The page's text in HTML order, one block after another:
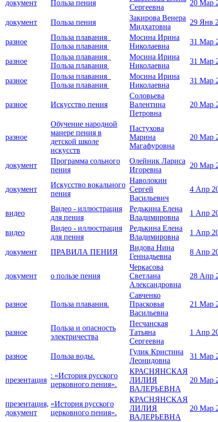
документ Польза пения
Сергеевна
20 Мар
документ Польза пения
Закирова Венера
Мидхатовна
29 Янв
разное
Польза плавания
Польза плавания
Мосина Ирина
Николаевна
31 Мар
разное
Польза плавания
Польза плавания
Мосина Ирина
Николаевна
31 Мар
разное
Польза плавания
Польза плавания
Мосина Ирина
Николаевна
31 Мар
разное Искусство пения
Соловьева
Валентина
Петровна
20 Мар
разное
Обучение народной
манере пения в
детской школе
искусств
Пастухова
Марина
Магафуровна
20 Мар
документ
Программа сольного
пения
Олейник Лариса
Игоревна
20 Мар
документ
Искусство вокального
пения
Наволокин
Сергей
Васильевич
4 Апр
видео
Видео - иллюстрация
для пения
Редькина Елена
Владимировна
1 Апр
видео
Видео - иллюстрация
для пения
Редькина Елена
Владимировна
1 Апр
документ ПРАВИЛА ПЕНИЯ
Видова Нина
Геннадьевна
8 Апр
документ о пользе пения
Черкасова
Светлана
Александровна
28 Апр
разное Польза плавания.
Савченко
Прасковья
Васильевна
21 Мар
разное
Польза и опасность
электричества
Песчанская
Татьяна
Сергеевна
1 Апр
разное Польза воды.
Гулик Кристина
Леонидовна
31 Мар
презентация
: «История русского
церковного пения».
КРАСНЯНСКАЯ
ЛИЛИЯ
ВАЛЕРЬЕВНА
20 Мар
презентация,
документ
«История русского
церковного пения».
КРАСНЯНСКАЯ
ЛИЛИЯ
ВАЛЕРЬЕВНА
20 Мар